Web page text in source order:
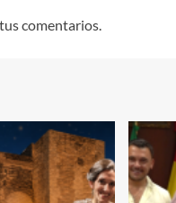
comentarios.